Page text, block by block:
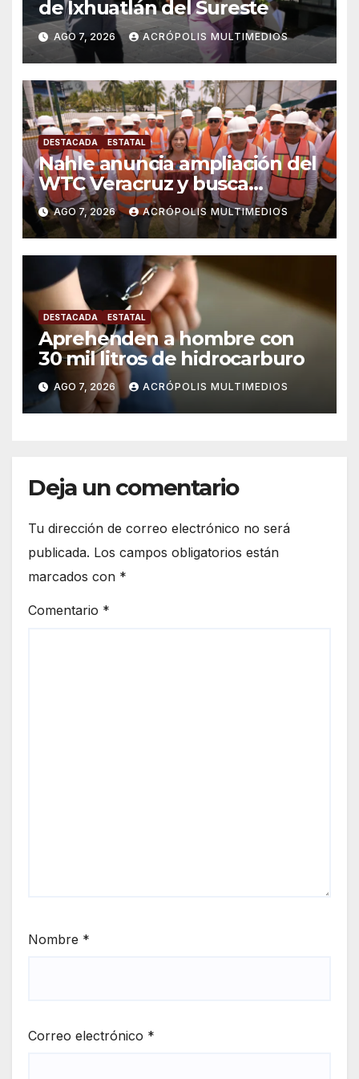
de Ixhuatlán del Sureste
AGO 7, 2026 ACRÓPOLIS MULTIMEDIOS
DESTACADA ESTATAL
Nahle anuncia ampliación del
WTC Veracruz y busca
solución para ingenio en crisis
AGO 7, 2026 ACRÓPOLIS MULTIMEDIOS
DESTACADA ESTATAL
Aprehenden a hombre con
30 mil litros de hidrocarburo
AGO 7, 2026 ACRÓPOLIS MULTIMEDIOS
Deja un comentario
Tu dirección de correo electrónico no será
publicada. Los campos obligatorios están
marcados con *
Comentario *
Nombre *
Correo electrónico *